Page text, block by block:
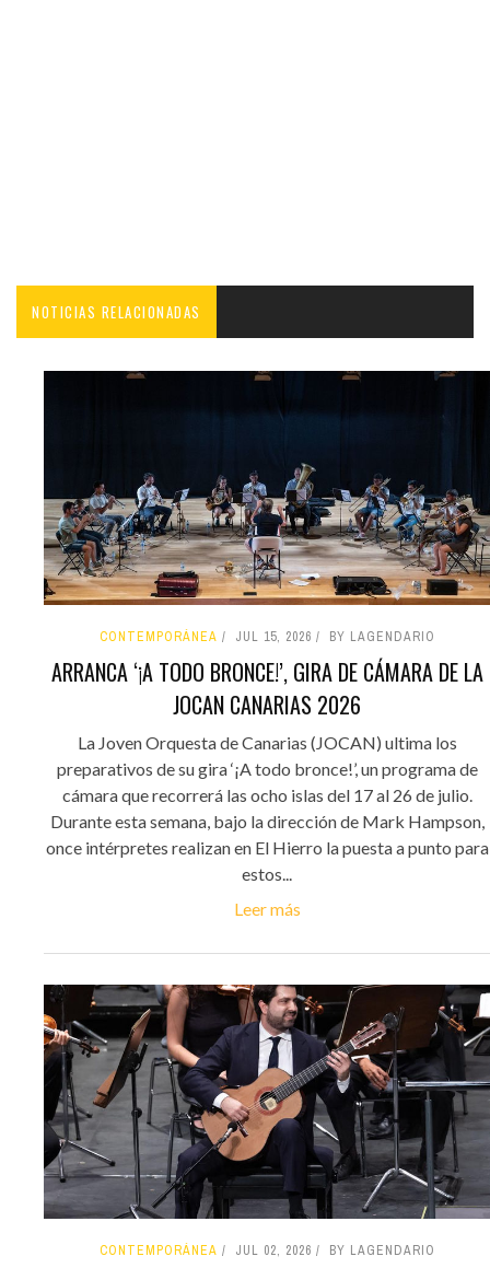
NOTICIAS RELACIONADAS
CONTEMPORÁNEA JUL 15, 2026 BY LAGENDARIO
ARRANCA ‘¡A TODO BRONCE!’, GIRA DE CÁMARA DE LA
JOCAN CANARIAS 2026
La Joven Orquesta de Canarias (JOCAN) ultima los
preparativos de su gira ‘¡A todo bronce!’, un programa de
cámara que recorrerá las ocho islas del 17 al 26 de julio.
Durante esta semana, bajo la dirección de Mark Hampson,
once intérpretes realizan en El Hierro la puesta a punto para
estos...
Leer más
CONTEMPORÁNEA JUL 02, 2026 BY LAGENDARIO